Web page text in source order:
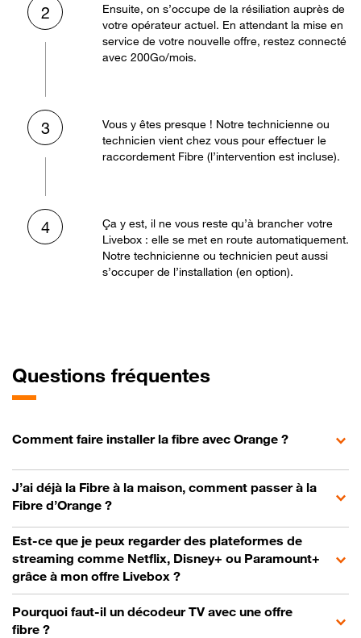
2
Ensuite, on s’occupe de la résiliation auprès de
votre opérateur actuel. En attendant la mise en
service de votre nouvelle offre, restez connecté
avec 200Go/mois.
3
Vous y êtes presque ! Notre technicienne ou
technicien vient chez vous pour effectuer le
raccordement Fibre (l’intervention est incluse).
4
Ça y est, il ne vous reste qu’à brancher votre
Livebox : elle se met en route automatiquement.
Notre technicienne ou technicien peut aussi
s’occuper de l’installation (en option).
Questions fréquentes
Comment faire installer la fibre avec Orange ?
J’ai déjà la Fibre à la maison, comment passer à la
Fibre d’Orange ?
Est-ce que je peux regarder des plateformes de
streaming comme Netflix, Disney+ ou Paramount+
grâce à mon offre Livebox ?
Pourquoi faut-il un décodeur TV avec une offre
fibre ?